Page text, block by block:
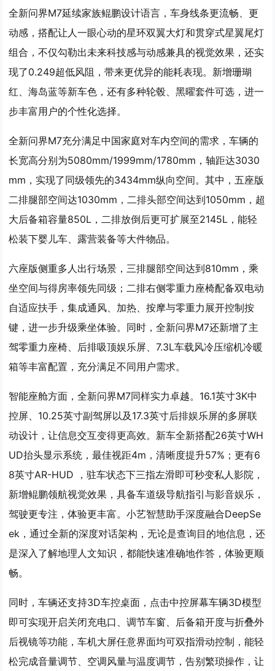
全新问界M7延续家族鲲鹏设计语言，车身线条更流畅、更
动感，搭配让人一眼心动的星环双翼大灯和贯穿式星翼尾灯
组合，不仅勾勒出未来科技感与动感兼具的视觉效果，还实
现了0.249超低风阻，带来更优异的能耗表现。新增珊瑚
红、海岛蓝等新车色，还有多种轮毂、黑曜套件可选，进一
步丰富用户的个性化选择。
全新问界M7充分满足中国家庭对车内空间的需求，车辆的
长宽高分别为5080mm/1999mm/1780mm，轴距达3030
mm，实现了同级领先的3434mm纵向空间。其中，五座版
二排腿部空间达1030mm，二排头部空间达到1050mm，超
大后备箱容量850L，二排放倒后更可扩展至2145L，能轻
松装下婴儿车、露营装备等大件物品。
六座版侧重多人出行场景，三排腿部空间达到810mm，乘
坐空间与得房率领先同级；二排右侧零重力座椅配备双电动
自适应扶手，集成通风、加热、按摩与零重力展开控制按
键，进一步升级乘坐体验。同时，全新问界M7还新增了主
驾零重力座椅、后排吸顶娱乐屏、7.3L车载风冷压缩机冷暖
箱等丰富配置，充分满足不同用户需求。
智能座舱方面，全新问界M7同样实力卓越。16.1英寸3K中
控屏、10.25英寸副驾屏以及17.3英寸后排娱乐屏的多屏联
动设计，让信息交互变得更高效。新车全新搭配26英寸WH
UD抬头显示系统，最佳视距4m，清晰度提升57%；更有6
8英寸AR-HUD ，驻车状态下三指左滑即可秒变私人影院，
新增鲲鹏领航视觉效果，具备车道级导航指引与影音娱乐，
驾驶更专注，体验更丰富。小艺智慧助手深度融合DeepSe
ek，通过全新的深度对话架构，无论是查询目的地信息，还
是深入了解地理人文知识，都能快速准确地作答，体验更顺
畅。
同时，车辆还支持3D车控桌面，点击中控屏幕车辆3D模型
即可实现开启关闭充电口、调节车窗、后备箱开度与折叠外
后视镜等功能，车机大屏任意界面均可双指滑动控制，能轻
松完成音量调节、空调风量与温度调节，告别繁琐操作，让